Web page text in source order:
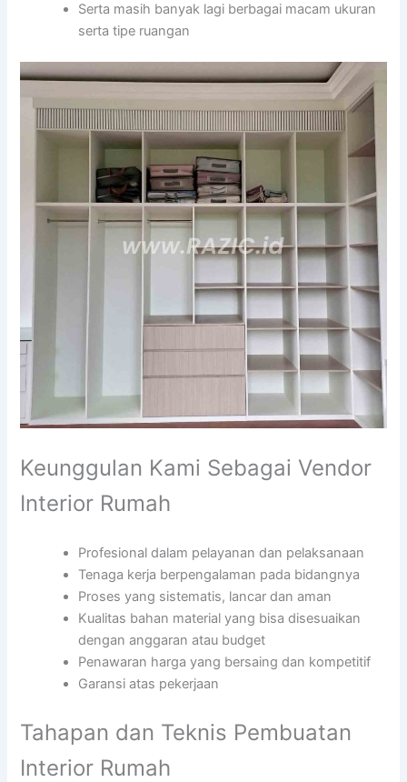
Serta masih banyak lagi berbagai macam ukuran
serta tipe ruangan
Keunggulan Kami Sebagai Vendor
Interior Rumah
Profesional dalam pelayanan dan pelaksanaan
Tenaga kerja berpengalaman pada bidangnya
Proses yang sistematis, lancar dan aman
Kualitas bahan material yang bisa disesuaikan
dengan anggaran atau budget
Penawaran harga yang bersaing dan kompetitif
Garansi atas pekerjaan
Tahapan dan Teknis Pembuatan
Interior Rumah